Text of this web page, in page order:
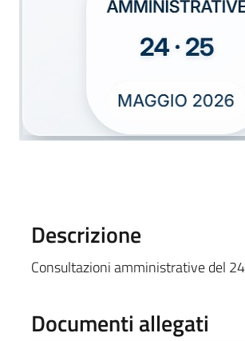
Descrizione
Consultazioni amministrative del
Documenti allegati